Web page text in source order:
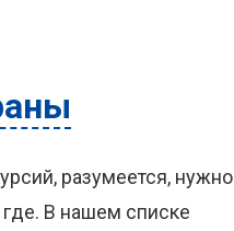
разумеется, нужно
В нашем списке